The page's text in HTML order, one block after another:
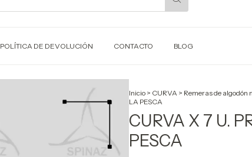
POLÍTICA DE DEVOLUCIÓN CONTACTO BLOG
Inicio > CURVA > Remeras de algodón
LA PESCA
CURVA X 7 U.
PESCA